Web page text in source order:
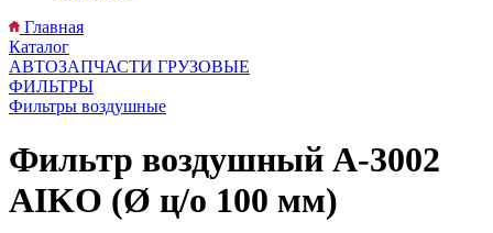
Главная
Каталог
АВТОЗАПЧАСТИ ГРУЗОВЫЕ
ФИЛЬТРЫ
Фильтры воздушные
Фильтр воздушный A-3002
AIKO (Ø ц/о 100 мм)